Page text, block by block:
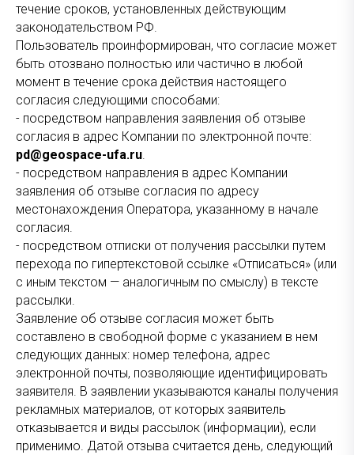
течение сроков, установленных действующим
законодательством РФ.
Пользователь проинформирован, что согласие может
быть отозвано полностью или частично в любой
момент в течение срока действия настоящего
согласия следующими способами:
- посредством направления заявления об отзыве
согласия в адрес Компании по электронной почте:
pd@geospace-ufa.ru
- посредством направления в адрес Компании
заявления об отзыве согласия по адресу
местонахождения Оператора, указанному в начале
согласия.
- посредством отписки от получения рассылки путем
перехода по гипертекстовой ссылке «Отписаться» (или
с иным текстом — аналогичным по смыслу) в тексте
рассылки.
Заявление об отзыве согласия может быть
составлено в свободной форме с указанием в нем
следующих данных: номер телефона, адрес
электронной почты, позволяющие идентифицировать
заявителя. В заявлении указываются каналы получения
рекламных материалов, от которых заявитель
отказывается и виды рассылок (информации), если
применимо. Датой отзыва считается день, следующий